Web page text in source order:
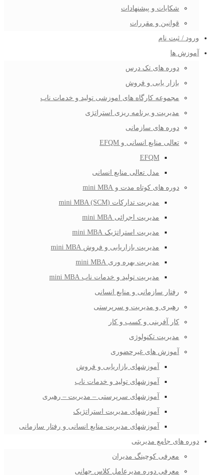
شکایات و پیشنهادات
قوانین و مقررات
ورود / ثبت نام
آموزش ها
دوره های تک درس
بازار یابی و فروش
مجموعه کارگاه های اموزشی تولید و خدمات ناب
مدیریت و برنامه ریزی استراتژی
دوره های سازمانی
تعالی منابع انسانی و EFQM
EFQM
مدل تعالی منابع انسانی
دوره های کوتاه مدت و mini MBA
مدیریت تدارکات (mini MBA (SCM
مدیریت اجرائی mini MBA
مدیریت استراتژیک mini MBA
مدیریت بازاریابی و فروش mini MBA
مدیریت بهره وری mini MBA
مدیریت تولید و خدمات ناب mini MBA
رفتار سازمانی و منابع انسانی
رهبری و مدیریت و سرپرستی
کار آفرینی و کسب و کار
مدیریت تکنولوژی
آموزش های غیرحضوری
آموزشهای بازاریابی و فروش
آموزشهای تولید و خدمات ناب
آموزشهای سرپرستی – مدیریت – رهبری
آموزشهای مدیریت استراتژیک
آموزشهای مدیریت منابع انسانی و رفتار سازمانی
دوره های جامع مدیریتی
معرفی کوچینگ مدیران
معرفی دوره مدیرعامل کلاس جهانی